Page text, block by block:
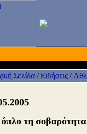
Σελίδα /Ειδήσεις /
τη